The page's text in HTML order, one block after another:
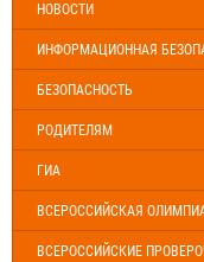
НОВОСТИ
ИНФОРМАЦИОННАЯ
БЕЗОПАСНОСТЬ
РОДИТЕЛЯМ
ГИА
ВСЕРОССИЙСКАЯ
ВСЕРОССИЙСКИЕ